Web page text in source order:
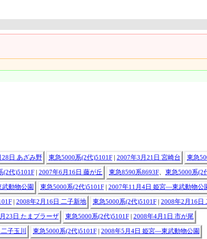
28日 あざみ野 東急5000系(2代)5101F| 2007年3月21日 宮崎台 東急
(2代)5101F| 2007年6月16日 藤が丘 東急8590系8693F、 東急5000系(2
動物公園 東急5000系(2代)5101F| 2007年11月4日 姫宮―東武動物公
| 2008年2月16日 二子新地 東急5000系(2代)5101F| 2008年2月16日
23日 たまプラーザ 東急5000系(2代)5101F| 2008年4月1日 市が尾
子玉川 東急5000系(2代)5101F| 2008年5月4日 姫宮―東武動物公園